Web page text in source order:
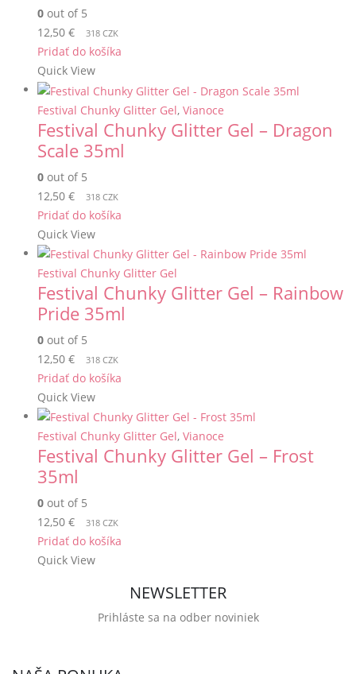
0 out of 5
12,50 € 318 CZK
Pridať do košíka
Quick View
Festival Chunky Glitter Gel, Vianoce
Festival Chunky Glitter Gel – Dragon
Scale 35ml
0 out of 5
12,50 € 318 CZK
Pridať do košíka
Quick View
Festival Chunky Glitter Gel
Festival Chunky Glitter Gel – Rainbow
Pride 35ml
0 out of 5
12,50 € 318 CZK
Pridať do košíka
Quick View
Festival Chunky Glitter Gel, Vianoce
Festival Chunky Glitter Gel – Frost
35ml
0 out of 5
12,50 € 318 CZK
Pridať do košíka
Quick View
NEWSLETTER
Prihláste sa na odber noviniek